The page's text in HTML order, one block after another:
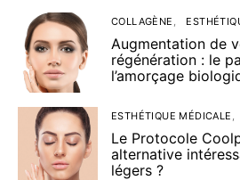
COLLAGÈNE
Augmentation de
régénération : le
l’amorçage
ESTHÉTIQUE MÉDICALE
Le Protocole
alternative
légers ?